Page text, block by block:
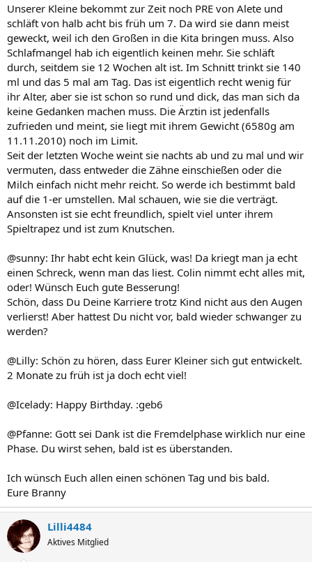
Unserer Kleine bekommt zur Zeit noch PRE von Alete und
schläft von halb acht bis früh um 7. Da wird sie dann meist
geweckt, weil ich den Großen in die Kita bringen muss. Also
Schlafmangel hab ich eigentlich keinen mehr. Sie schläft
durch, seitdem sie 12 Wochen alt ist. Im Schnitt trinkt sie 140
ml und das 5 mal am Tag. Das ist eigentlich recht wenig für
ihr Alter, aber sie ist schon so rund und dick, das man sich da
keine Gedanken machen muss. Die Ärztin ist jedenfalls
zufrieden und meint, sie liegt mit ihrem Gewicht (6580g am
11.11.2010) noch im Limit.
Seit der letzten Woche weint sie nachts ab und zu mal und wir
vermuten, dass entweder die Zähne einschießen oder die
Milch einfach nicht mehr reicht. So werde ich bestimmt bald
auf die 1-er umstellen. Mal schauen, wie sie die verträgt.
Ansonsten ist sie echt freundlich, spielt viel unter ihrem
Spieltrapez und ist zum Knutschen.
@sunny: Ihr habt echt kein Glück, was! Da kriegt man ja echt
einen Schreck, wenn man das liest. Colin nimmt echt alles mit,
oder! Wünsch Euch gute Besserung!
Schön, dass Du Deine Karriere trotz Kind nicht aus den Augen
verlierst! Aber hattest Du nicht vor, bald wieder schwanger zu
werden?
@Lilly: Schön zu hören, dass Eurer Kleiner sich gut entwickelt.
2 Monate zu früh ist ja doch echt viel!
@Icelady: Happy Birthday. :geb6
@Pfanne: Gott sei Dank ist die Fremdelphase wirklich nur eine
Phase. Du wirst sehen, bald ist es überstanden.
Ich wünsch Euch allen einen schönen Tag und bis bald.
Eure Branny
Lilli4484
Aktives Mitglied